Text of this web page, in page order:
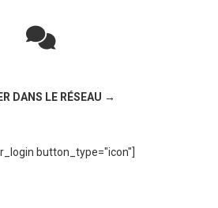
DANS LE RÉSEAU →
button_type="icon"]